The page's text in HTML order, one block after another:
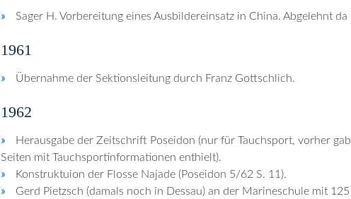
Sager H. Vorbereitung eines Ausbildereinsatz in China. Abgelehnt
1961
Übernahme der Sektionsleitung durch Franz Gottschlich.
1962
Herausgabe der Zeitschrift Poseidon (nur für Tauchsport, vorher
Seiten mit Tauchsportinformationen enthielt).
Konstruktuion der Flosse Najade (Poseidon 5/62 S. 11).
Gerd Pietzsch (damals noch in Dessau) an der Marineschule mit